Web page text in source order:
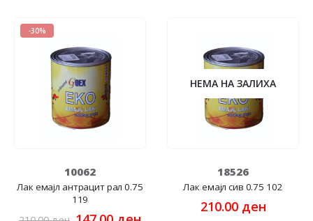
-30%
10062
Лак емајл антрацит рал 0.75
119
НЕМА НА ЗАЛИХА
18526
Лак емајл сив 0.75 102
210.00 ден